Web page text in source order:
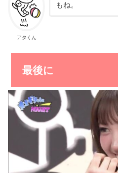
アタくん
もね。
最後に